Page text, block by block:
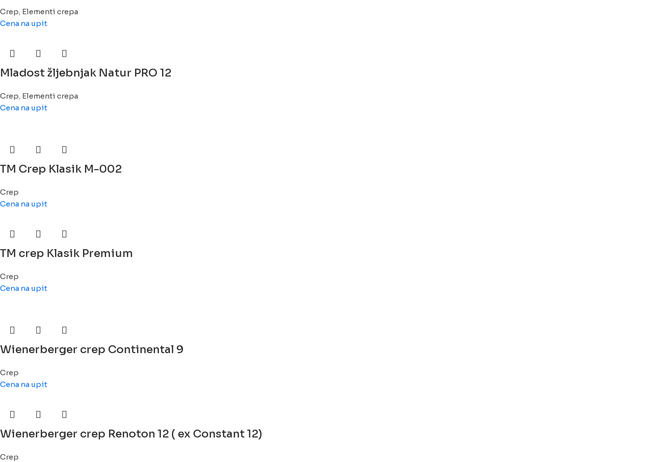
Crep, Elementi crepa
Cena na upit
Mladost žljebnjak Natur PRO 12
Crep, Elementi crepa
Cena na upit
TM Crep Klasik M-002
Crep
Cena na upit
TM crep Klasik Premium
Crep
Cena na upit
Wienerberger crep Continental 9
Crep
Cena na upit
Wienerberger crep Renoton 12 ( ex Constant 12)
Crep